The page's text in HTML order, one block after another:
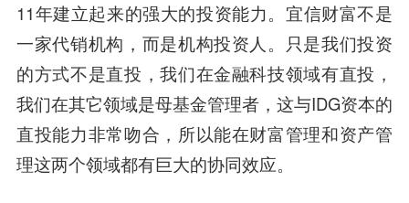
11年建立起来的强大的投资能力。宜信财富不是
一家代销机构，而是机构投资人。只是我们投资
的方式不是直投，我们在金融科技领域有直投，
我们在其它领域是母基金管理者，这与IDG资本的
直投能力非常吻合，所以能在财富管理和资产管
理这两个领域都有巨大的协同效应。